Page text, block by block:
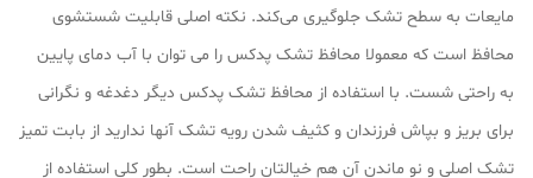
مایعات به سطح تشک جلوگیری می‌کند. نکته اصلی قابلیت شستشوی
محافظ است که معمولا محافظ تشک پدکس را می‌ توان با آب دمای پایین
به راحتی شست. با استفاده از محافظ تشک پدکس دیگر دغدغه و نگرانی
برای بریز و بپاش فرزندان و کثیف شدن رویه تشک آنها ندارید از بابت تمیز
تشک اصلی و نو ماندن آن هم خیالتان راحت است. بطور کلی استفاده از